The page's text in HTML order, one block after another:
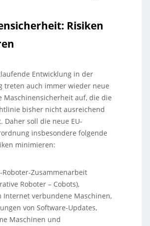
Risiken
Entwicklung in der
treten auch immer wieder neue
Maschinensicherheit auf, die die
bisher nicht ausreichend
Daher soll die neue EU-
insbesondere folgende
minimieren:
Roboter-Zusammenarbeit
Roboter – Cobots),
Internet verbundene Maschinen,
von Software-Updates,
Maschinen und